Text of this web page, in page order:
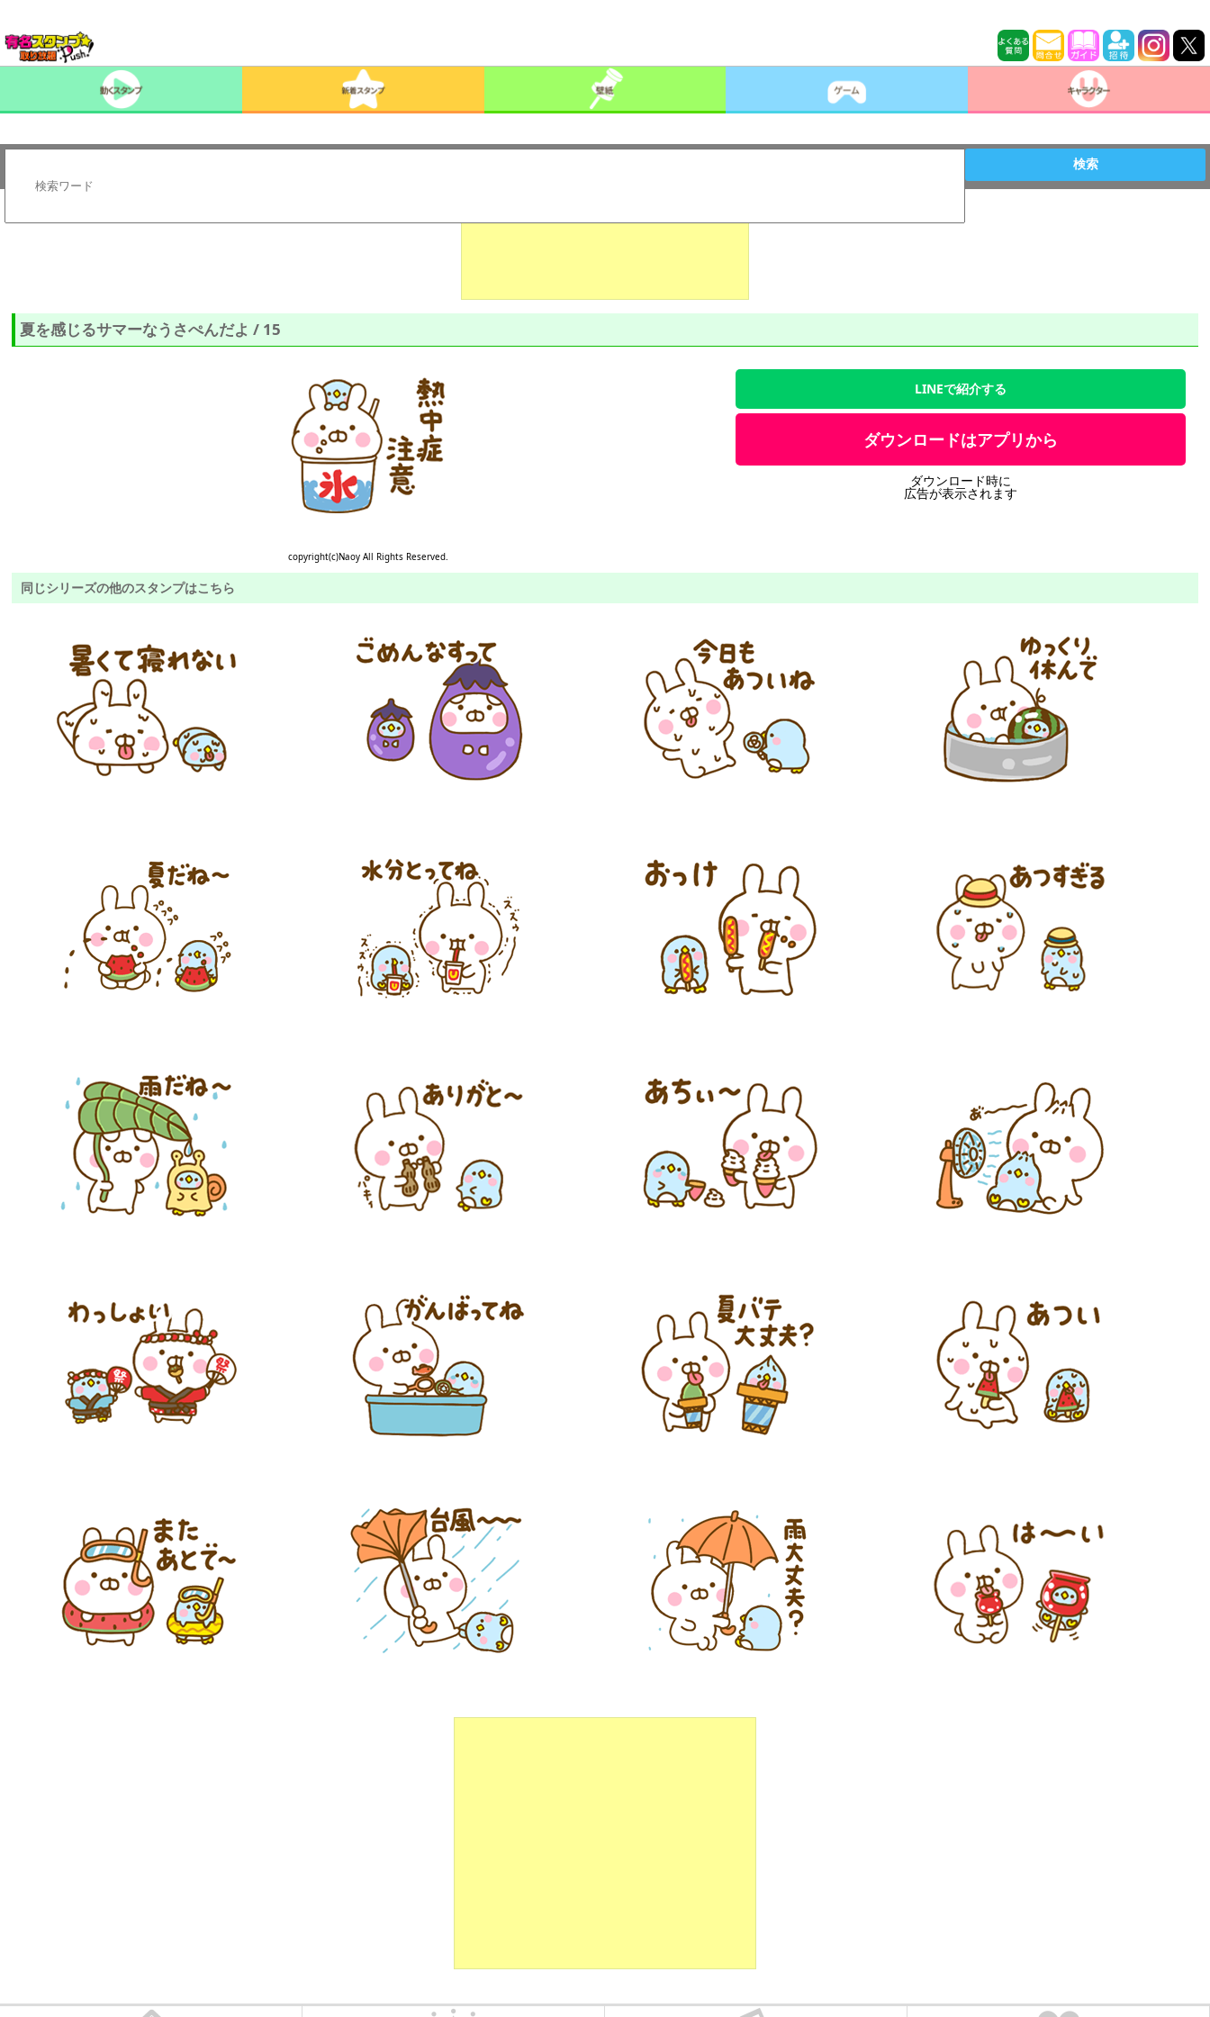
検索
夏を感じるサマーなうさぺんだよ / 15
copyright(c)Naoy All Rights Reserved.
LINEで紹介する
ダウンロードはアプリから
ダウンロード時に
広告が表示されます
同じシリーズの他のスタンプはこちら